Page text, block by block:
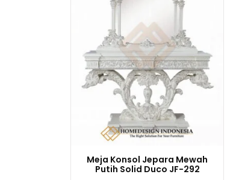
Meja Konsol Jepara Mewah
Putih Solid Duco JF-292